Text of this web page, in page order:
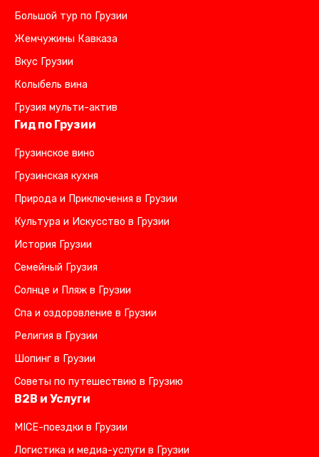
Большой тур по Грузии
Жемчужины Кавказа
Вкус Грузии
Колыбель вина
Грузия мульти-актив
Гид по Грузии
Грузинское вино
Грузинская кухня
Природа и Приключения в Грузии
Культура и Искусство в Грузии
История Грузии
Семейный Грузия
Солнце и Пляж в Грузии
Спа и оздоровление в Грузии
Религия в Грузии
Шопинг в Грузии
Советы по путешествию в Грузию
B2B и Услуги
MICE-поездки в Грузии
Логистика и медиа-услуги в Грузии